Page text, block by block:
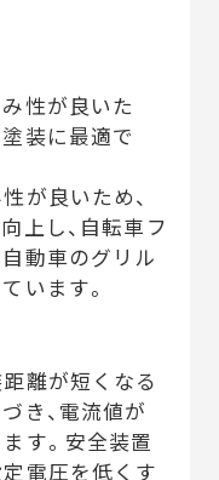
性が良いた
装に最適で
が良いため、
上し、自転車フ
動車のグリル
います。
離が短くなる
き、電流値が
す。安全装置
電圧を低くす